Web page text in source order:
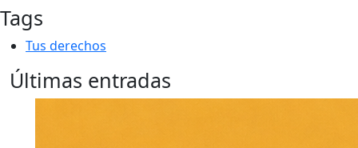
Tags
Tus derechos
Últimas entradas